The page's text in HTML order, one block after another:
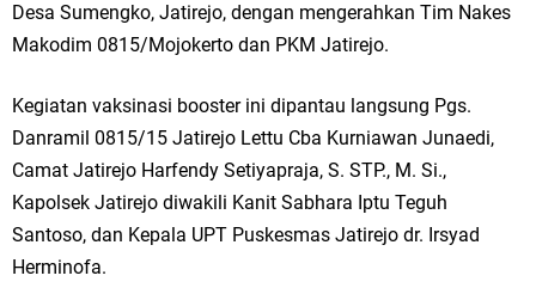
Ketua DPD Golkar Gresik Wongso Negoro Sambut Tahun Baru Islam
Wakil Ketua DPRD Gresik Mujid Riduan Sampaikan Doa dan Harapan di
Tahun Baru Islam 1448 H
Selamat Tahun Baru Islam 1 Muharram 1448 H: Pesan Hijrah Drs. H.
Desa Sumengko, Jatirejo, dengan mengerahkan Tim Nakes
Makodim 0815/Mojokerto dan PKM Jatirejo.
Kegiatan vaksinasi booster ini dipantau langsung Pgs.
Danramil 0815/15 Jatirejo Lettu Cba Kurniawan Junaedi,
Camat Jatirejo Harfendy Setiyapraja, S. STP., M. Si.,
Kapolsek Jatirejo diwakili Kanit Sabhara Iptu Teguh
Santoso, dan Kepala UPT Puskesmas Jatirejo dr. Irsyad
Herminofa.